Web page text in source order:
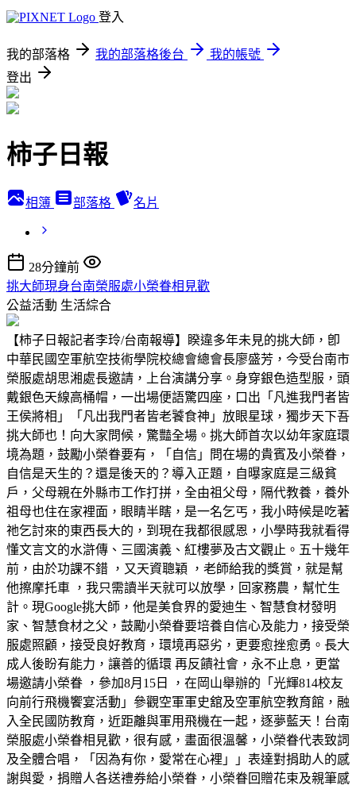
登入
我的部落格 我的部落格後台
我的帳號
登出
柿子日報
相簿 部落格 名片
28分鐘前
挑大師現身台南榮服處小榮眷相見歡
公益活動 生活綜合
【柿子日報記者李玲/台南報導】睽違多年未見的挑大師，卽
中華民國空軍航空技術學院校總會總會長廖盛芳，今受台南市
榮服處胡思湘處長邀請，上台演講分享。身穿銀色造型服，頭
戴銀色天線高桶帽，一出場便語驚四座，口出「凡進我門者皆
王侯將相」「凡出我門者皆老饕食神」放眼星球，獨步天下吾
挑大師也！向大家問候，驚豔全場。挑大師首次以幼年家庭環
境為題，鼓勵小榮眷要有，「自信」問在場的貴賓及小榮眷，
自信是天生的？還是後天的？導入正題，自曝家庭是三級貧
戶，父母親在外縣市工作打拼，全由祖父母，隔代教養，養外
祖母也住在家裡面，眼睛半瞎，是一名乞丐，我小時候是吃著
祂乞討來的東西長大的，到現在我都很感恩，小學時我就看得
懂文言文的水滸傳、三國演義、紅樓夢及古文觀止。五十幾年
前，由於功課不錯 ，又天資聰穎 ，老師給我的獎賞，就是幫
他擦摩托車 ，我只需讀半天就可以放學，回家務農，幫忙生
計。現Google挑大師，他是美食界的愛迪生、智慧食材發明
家、智慧食材之父，鼓勵小榮眷要培養自信心及能力，接受榮
服處照顧，接受良好教育，環境再惡劣，更要愈挫愈勇。長大
成人後盼有能力，讓善的循環 再反饋社會，永不止息，更當
場邀請小榮眷 ，參加8月15日 ，在岡山舉辦的「光輝814校友
向前行飛機饗宴活動」參觀空軍軍史舘及空軍航空教育館，融
入全民國防教育，近距離與軍用飛機在一起，逐夢藍天！台南
榮服處小榮眷相見歡，很有感，畫面很溫馨，小榮眷代表致詞
及全體合唱，「因為有你，愛常在心裡」」表達對捐助人的感
謝與愛，捐贈人各送禮券給小榮眷，小榮眷回贈花束及親筆感